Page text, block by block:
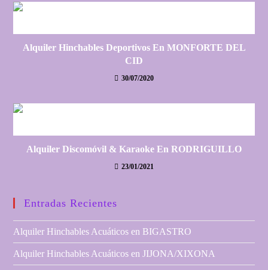
Alquiler Hinchables Deportivos En MONFORTE DEL
CID
30/07/2020
Alquiler Discomóvil & Karaoke En RODRIGUILLO
23/01/2021
Entradas Recientes
Alquiler Hinchables Acuáticos en BIGASTRO
Alquiler Hinchables Acuáticos en JIJONA/XIXONA